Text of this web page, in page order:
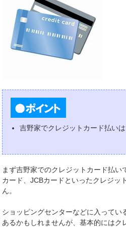
吉野家でクレジットカード払い
まず吉野家でのクレジットカード払い
カード、JCBカードといったクレジッ
ん。
ショッピングセンターなどに入ってい
あるかもしれませんが、基本的にはク